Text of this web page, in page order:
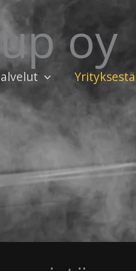
Yrityksestä
oy